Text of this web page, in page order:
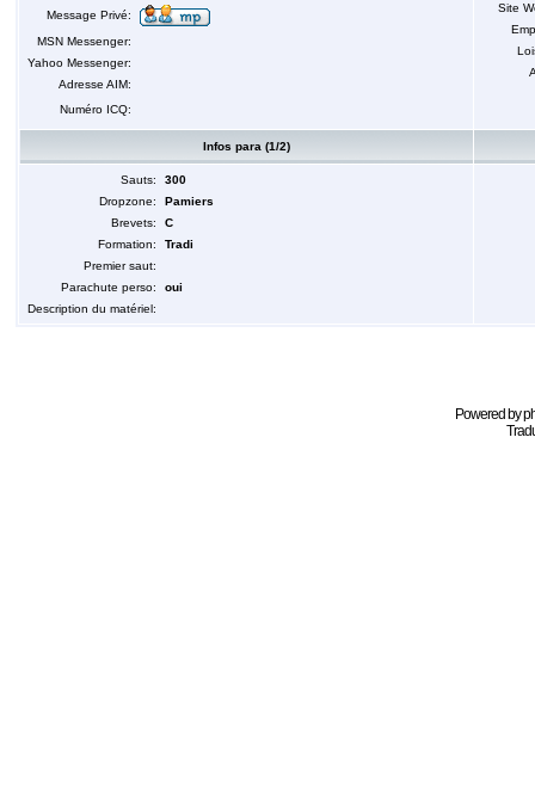
Site
Message Privé:
MSN Messenger:
Yahoo Messenger:
Adresse AIM:
Numéro ICQ:
Infos para (1/2)
Sauts:
300
Dropzone:
Pamiers
Brevets:
C
Formation:
Tradi
Premier saut:
Parachute perso:
oui
Description du matériel:
Powered by